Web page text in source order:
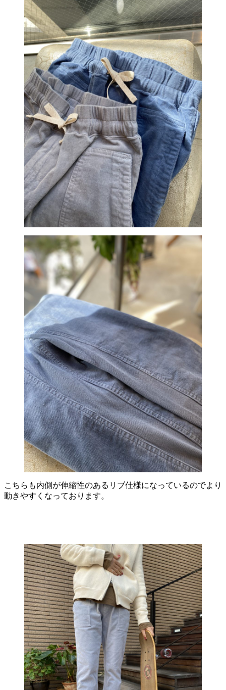
こちらも内側が伸縮性のあるリブ仕様になっているのでより
動きやすくなっております。